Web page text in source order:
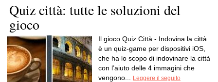
Quiz città: tutte le soluzioni del
gioco
Il gioco Quiz Città - Indovina la città
è un quiz-game per dispositivi iOS,
che ha lo scopo di indovinare la città
con l’aiuto delle 4 immagini che
vengono...
Leggere il seguito